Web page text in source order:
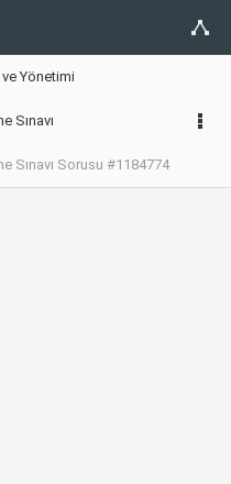
ve Yönetimi
Sınavı
Sınavı Sorusu #1184774